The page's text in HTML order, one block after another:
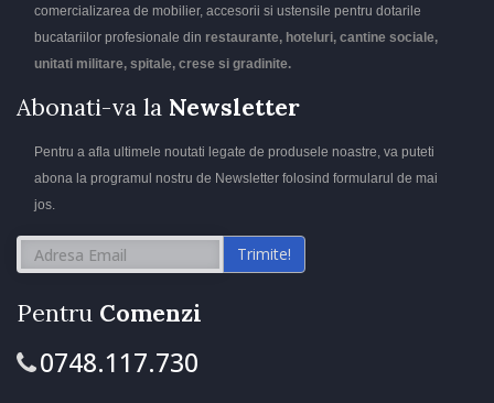
comercializarea de mobilier, accesorii si ustensile pentru dotarile
bucatariilor profesionale din restaurante, hoteluri, cantine sociale,
unitati militare, spitale, crese si gradinite.
Abonati-va la Newsletter
Pentru a afla ultimele noutati legate de produsele noastre, va puteti
abona la programul nostru de Newsletter folosind formularul de mai
jos.
Trimite!
Pentru Comenzi
0748.117.730